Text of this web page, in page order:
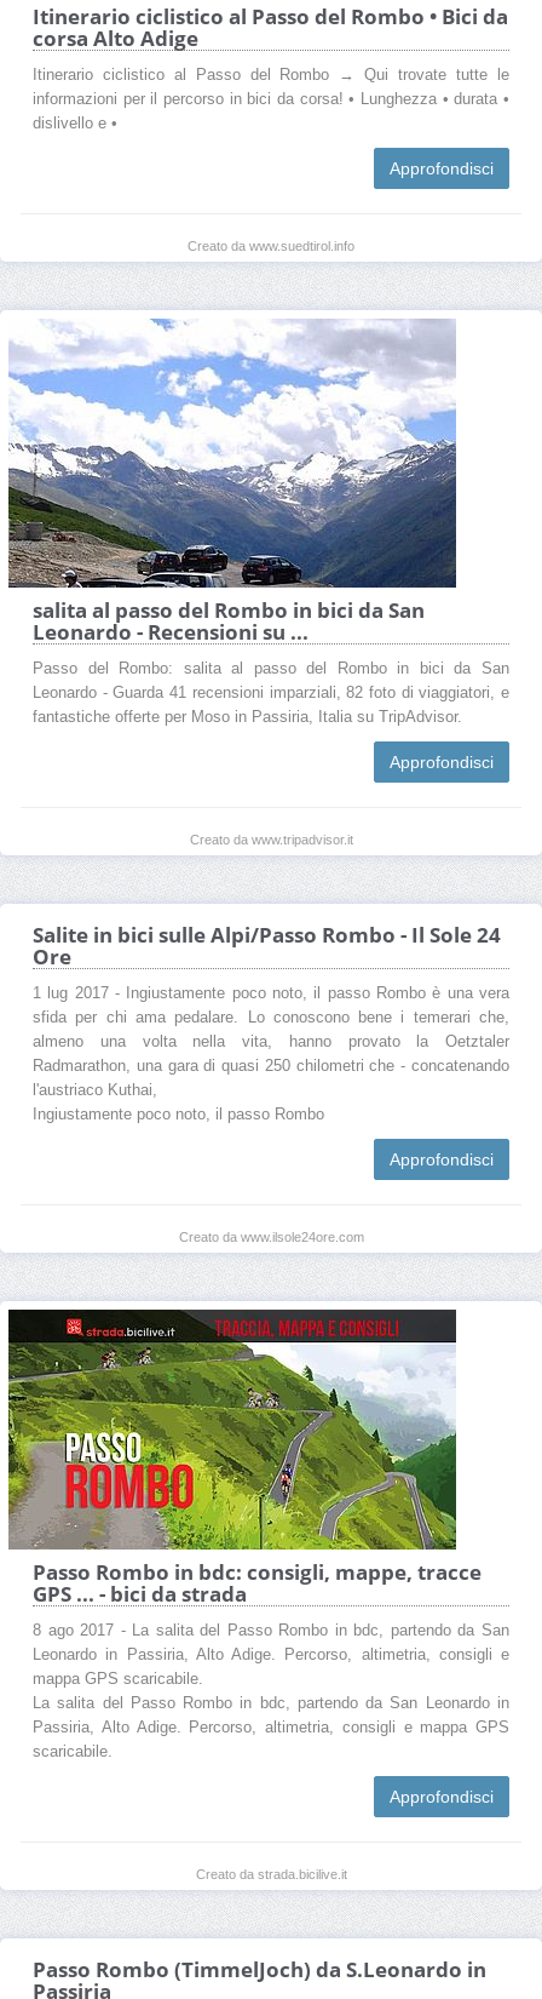
Itinerario ciclistico al Passo del Rombo • Bici da
corsa Alto Adige
Itinerario ciclistico al Passo del Rombo → Qui trovate tutte le
informazioni per il percorso in bici da corsa! • Lunghezza • durata •
dislivello e •
Approfondisci
Creato da www.suedtirol.info
salita al passo del Rombo in bici da San
Leonardo - Recensioni su ...
Passo del Rombo: salita al passo del Rombo in bici da San
Leonardo - Guarda 41 recensioni imparziali, 82 foto di viaggiatori, e
fantastiche offerte per Moso in Passiria, Italia su TripAdvisor.
Approfondisci
Creato da www.tripadvisor.it
Salite in bici sulle Alpi/Passo Rombo - Il Sole 24
Ore
1 lug 2017 - Ingiustamente poco noto, il passo Rombo è una vera
sfida per chi ama pedalare. Lo conoscono bene i temerari che,
almeno una volta nella vita, hanno provato la Oetztaler
Radmarathon, una gara di quasi 250 chilometri che - concatenando
l'austriaco Kuthai,
Ingiustamente poco noto, il passo Rombo
Approfondisci
Creato da www.ilsole24ore.com
Passo Rombo in bdc: consigli, mappe, tracce
GPS ... - bici da strada
8 ago 2017 - La salita del Passo Rombo in bdc, partendo da San
Leonardo in Passiria, Alto Adige. Percorso, altimetria, consigli e
mappa GPS scaricabile.
La salita del Passo Rombo in bdc, partendo da San Leonardo in
Passiria, Alto Adige. Percorso, altimetria, consigli e mappa GPS
scaricabile.
Approfondisci
Creato da strada.bicilive.it
Passo Rombo (TimmelJoch) da S.Leonardo in
Passiria